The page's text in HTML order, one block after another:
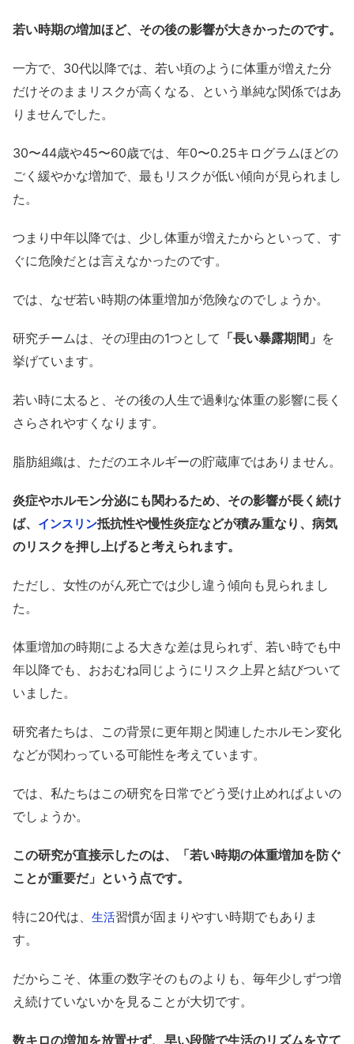
若い時期の増加ほど、その後の影響が大きかったのです。
一方で、30代以降では、若い頃のように体重が増えた分
だけそのままリスクが高くなる、という単純な関係ではあ
りませんでした。
30〜44歳や45〜60歳では、年0〜0.25キログラムほどの
ごく緩やかな増加で、最もリスクが低い傾向が見られまし
た。
つまり中年以降では、少し体重が増えたからといって、す
ぐに危険だとは言えなかったのです。
では、なぜ若い時期の体重増加が危険なのでしょうか。
研究チームは、その理由の1つとして 「長い暴露期間」 を
挙げています。
若い時に太ると、その後の人生で過剰な体重の影響に長く
さらされやすくなります。
脂肪組織は、ただのエネルギーの貯蔵庫ではありません。
炎症やホルモン分泌にも関わるため、その影響が長く続け
ば、 インスリン抵抗性や慢性炎症などが積み重なり、病気
のリスクを押し上げると考えられます。
ただし、女性のがん死亡では少し違う傾向も見られまし
た。
体重増加の時期による大きな差は見られず、若い時でも中
年以降でも、おおむね同じようにリスク上昇と結びついて
いました。
研究者たちは、この背景に更年期と関連したホルモン変化
などが関わっている可能性を考えています。
では、私たちはこの研究を日常でどう受け止めればよいの
でしょうか。
この研究が直接示したのは、「若い時期の体重増加を防ぐ
ことが重要だ」という点です。
特に20代は、 生活習慣が固まりやすい時期でもありま
す。
だからこそ、体重の数字そのものよりも、毎年少しずつ増
え続けていないかを見ることが大切です。
数キロの増加を放置せず、早い段階で生活のリズムを立て